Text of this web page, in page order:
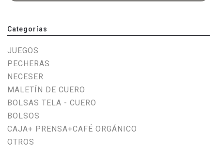
Categorías
JUEGOS
PECHERAS
NECESER
MALETÍN DE CUERO
BOLSAS TELA - CUERO
BOLSOS
CAJA+ PRENSA+CAFÉ ORGÁNICO
OTROS